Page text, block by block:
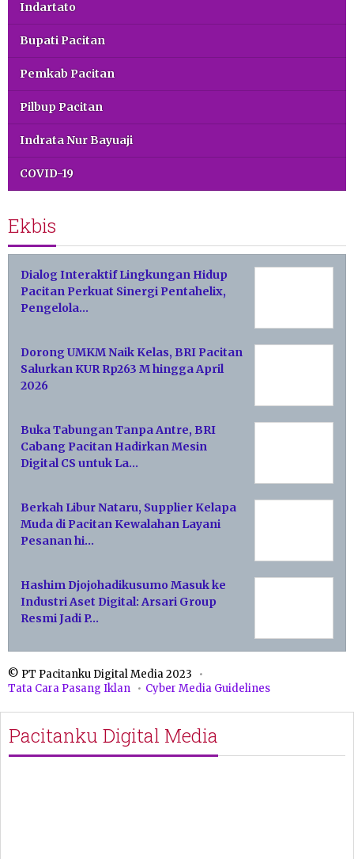
Indartato
Bupati Pacitan
Pemkab Pacitan
Pilbup Pacitan
Indrata Nur Bayuaji
COVID-19
Ekbis
Dialog Interaktif Lingkungan Hidup
Pacitan Perkuat Sinergi Pentahelix,
Pengelola…
Dorong UMKM Naik Kelas, BRI Pacitan
Salurkan KUR Rp263 M hingga April
2026
Buka Tabungan Tanpa Antre, BRI
Cabang Pacitan Hadirkan Mesin
Digital CS untuk La…
Berkah Libur Nataru, Supplier Kelapa
Muda di Pacitan Kewalahan Layani
Pesanan hi…
Hashim Djojohadikusumo Masuk ke
Industri Aset Digital: Arsari Group
Resmi Jadi P…
© PT Pacitanku Digital Media 2023
Tata Cara Pasang Iklan
Cyber Media Guidelines
Pacitanku Digital Media